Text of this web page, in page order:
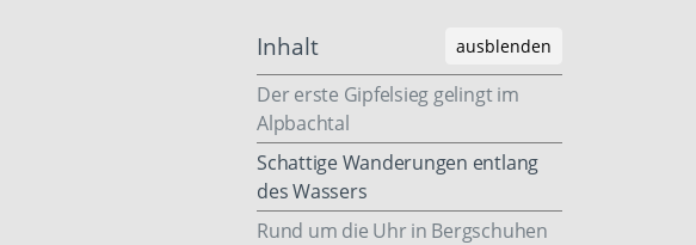
Inhalt ausblenden
Der erste Gipfelsieg gelingt im
Alpbachtal
Schattige Wanderungen entlang
des Wassers
Rund um die Uhr in Bergschuhen